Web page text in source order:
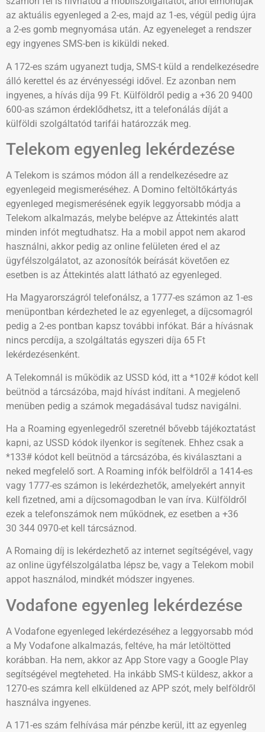
az aktuális egyenleged a 2-es, majd az 1-es, végül pedig újra
a 2-es gomb megnyomása után. Az egyeneleget a rendszer
egy ingyenes SMS-ben is kiküldi neked.
A 172-es szám ugyanezt tudja, SMS-t küld a rendelkezésedre
álló kerettel és az érvényességi idővel. Ez azonban nem
ingyenes, a hívás díja 99 Ft. Külföldről pedig a +36 20 9400
600-as számon érdeklődhetsz, itt a telefonálás díját a
külföldi szolgáltatód tarifái határozzák meg.
Telekom egyenleg lekérdezése
A Telekom is számos módon áll a rendelkezésedre az
egyenlegeid megismeréséhez. A Domino feltöltőkártyás
egyenleged megismerésének egyik leggyorsabb módja a
Telekom alkalmazás, melybe belépve az Áttekintés alatt
minden infót megtudhatsz. Ha a mobil appot nem akarod
használni, akkor pedig az online felületen éred el az
ügyfélszolgálatot, az azonosítók beírását követően ez
esetben is az Áttekintés alatt látható az egyenleged.
Ha Magyarországról telefonálsz, a 1777-es számon az 1-es
menüpontban kérdezheted le az egyenleget, a díjcsomagról
pedig a 2-es pontban kapsz további infókat. Bár a hívásnak
nincs percdíja, a szolgáltatás egyszeri díja 65 Ft
lekérdezésenként.
A Telekomnál is működik az USSD kód, itt a *102# kódot kell
beütnöd a tárcsázóba, majd hívást indítani. A megjelenő
menüben pedig a számok megadásával tudsz navigálni.
Ha a Roaming egyenlegedről szeretnél bővebb tájékoztatást
kapni, az USSD kódok ilyenkor is segítenek. Ehhez csak a
*133# kódot kell beütnöd a tárcsázóba, és kiválasztani a
neked megfelelő sort. A Roaming infók belföldről a 1414-es
vagy 1777-es számon is lekérdezhetők, amelyekért annyit
kell fizetned, ami a díjcsomagodban le van írva. Külföldről
ezek a telefonszámok nem működnek, ez esetben a +36
30 344 0970-et kell tárcsáznod.
A Romaing díj is lekérdezhető az internet segítségével, vagy
az online ügyfélszolgálatba lépsz be, vagy a Telekom mobil
appot használod, mindkét módszer ingyenes.
Vodafone egyenleg lekérdezése
A Vodafone egyenleged lekérdezéséhez a leggyorsabb mód
a My Vodafone alkalmazás, feltéve, ha már letöltötted
korábban. Ha nem, akkor az App Store vagy a Google Play
segítségével megteheted. Ha inkább SMS-t küldesz, akkor a
1270-es számra kell elküldened az APP szót, mely belföldről
használva ingyenes.
A 171-es szám felhívása már pénzbe kerül, itt az egyenleg